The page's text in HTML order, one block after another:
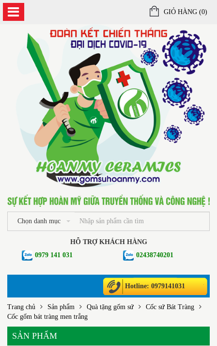
GIỎ HÀNG (0)
Chọn danh mục
HỖ TRỢ KHÁCH HÀNG
0979 141 031
02438740201
Hotline: 0979141031
Trang chủ Sản phẩm Quà tặng gốm sứ
Cốc sứ Bát Tràng
Cốc gốm bát tràng men trắng
SẢN PHẨM